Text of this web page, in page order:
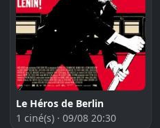
Le Héros de Berlin
1 ciné(s) · 09/08 20:30